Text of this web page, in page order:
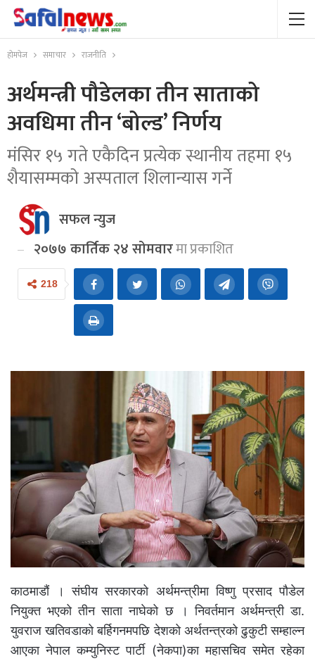
होमपेज समाचार राजनीति
अर्थमन्त्री पौडेलका तीन साताको
अवधिमा तीन ‘बोल्ड’ निर्णय
मंसिर १५ गते एकैदिन प्रत्येक स्थानीय तहमा १५
शैयासम्मको अस्पताल शिलान्यास गर्ने
सफल न्युज
२०७७ कार्तिक २४ सोमवारमा प्रकाशित
218
काठमाडौं । संघीय सरकारको अर्थमन्त्रीमा विष्णु प्रसाद पौडेल
नियुक्त भएको तीन साता नाघेको छ । निवर्तमान अर्थमन्त्री डा.
युवराज खतिवडाको बर्हिगनमपछि देशको अर्थतन्त्रको ढुकुटी सम्हाल्न
आएका नेपाल कम्युनिस्ट पार्टी (नेकपा)का महासचिव समेत रहेका